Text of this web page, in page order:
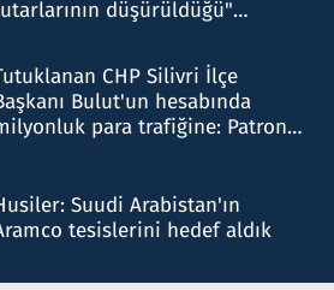
düşürüldüğü"
CHP Silivri İlçe
Bulut'un hesabında
para trafiğine: Patron
Suudi Arabistan'ın
tesislerini hedef aldık